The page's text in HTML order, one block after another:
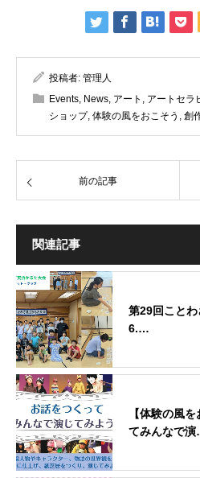
投稿者: 管理人
Events, News, アート , アートセラ
ショップ, 体験の風をおこそう , 創
前の記事
関連記事
第29回こと
6.…
【体験の風
てみんなで